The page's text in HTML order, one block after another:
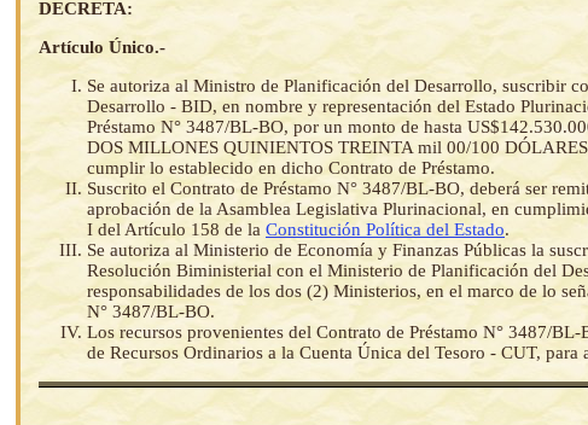
DECRETA:
Artículo Único.-
Se autoriza al Ministro de Planificación del Desarrollo, suscribir
Desarrollo - BID, en nombre y representación del Estado
Préstamo N° 3487/BL-BO, por un monto de hasta
DOS MILLONES QUINIENTOS TREINTA mil 00/100
cumplir lo establecido en dicho Contrato de Préstamo.
Suscrito el Contrato de Préstamo N° 3487/BL-BO, deberá ser
aprobación de la Asamblea Legislativa Plurinacional, en
I del Artículo 158 de la Constitución Política del Estado.
Se autoriza al Ministerio de Economía y Finanzas Públicas la
Resolución Biministerial con el Ministerio de Planificación del
responsabilidades de los dos (2) Ministerios, en el marco de lo
N° 3487/BL-BO.
Los recursos provenientes del Contrato de Préstamo N° 3487/
de Recursos Ordinarios a la Cuenta Única del Tesoro - CUT, para